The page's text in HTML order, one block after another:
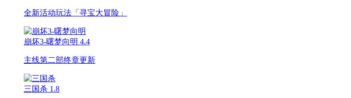
全新活动玩法「寻宝大冒险」
崩坏3-曙梦向明 4.4
主线第二部终章更新
三国杀 1.8